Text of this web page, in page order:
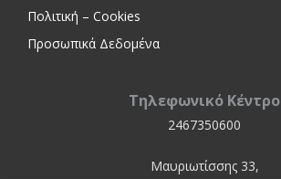
Πολιτική – Cookies
Προσωπικά Δεδομένα
Τηλεφωνικό Κέντρο
2467350600
Μαυριωτίσσης 33,